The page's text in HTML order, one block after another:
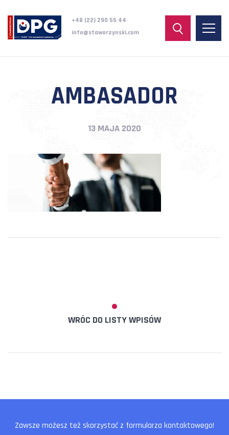
+48 (22) 290 55 44
info@staworzynski.com
AMBASADOR
13 MAJA 2020
WRÓC DO LISTY WPISÓW
Zawsze możesz też skorzystać z formularza kontaktowego!